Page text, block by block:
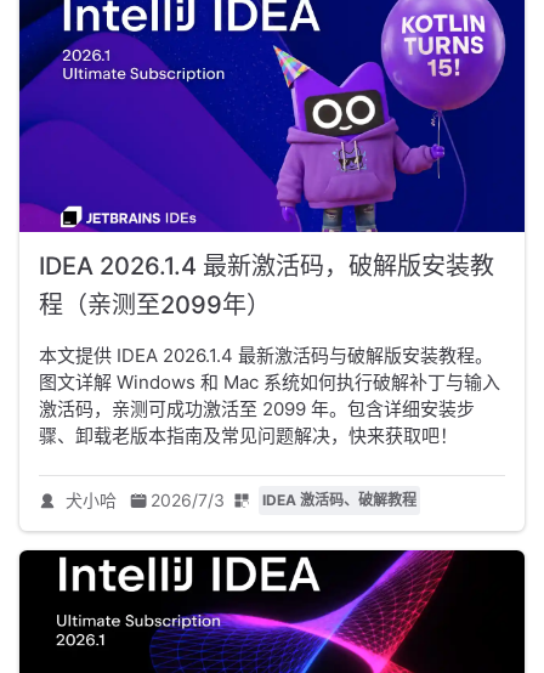
IDEA 2026.1.4 最新激活码，破解版安装教
程（亲测至2099年）
本文提供 IDEA 2026.1.4 最新激活码与破解版安装教程。
图文详解 Windows 和 Mac 系统如何执行破解补丁与输入
激活码，亲测可成功激活至 2099 年。包含详细安装步
骤、卸载老版本指南及常见问题解决，快来获取吧！
犬小哈 2026/7/3 IDEA 激活码、破解教程